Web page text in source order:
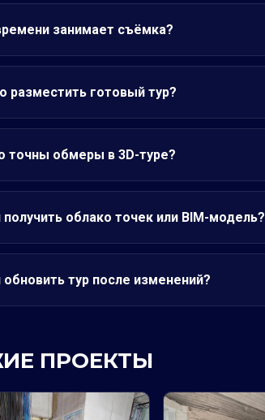
занимает съёмка?
разместить готовый тур?
точны обмеры в 3D-туре?
облако точек или BIM-модель?
тур после изменений?
ПРОЕКТЫ